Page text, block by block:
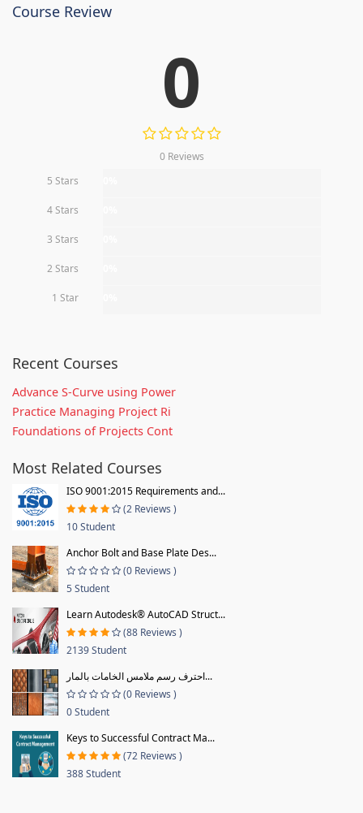
Course Review
0
0 Reviews
5 Stars
4 Stars
3 Stars
2 Stars
1 Star
Recent Courses
Advance S-Curve using Power
Practice Managing Project Ri
Foundations of Projects Cont
Most Related Courses
ISO 9001:2015 Requirements and...
(2 Reviews )
10 Student
Anchor Bolt and Base Plate Des...
(0 Reviews )
5 Student
Learn Autodesk® AutoCAD Struct...
(88 Reviews )
2139 Student
احترف رسم ملامس الخامات بالمار...
(0 Reviews )
0 Student
Keys to Successful Contract Ma...
(72 Reviews )
388 Student